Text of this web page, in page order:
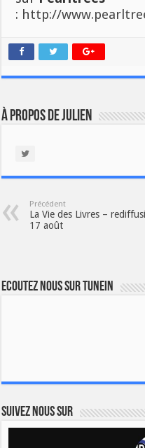
: http://
À propos de Julien
Précédent
La Vie des Livres –
17 août
Ecoutez nous sur TuneIn
Suivez nous sur